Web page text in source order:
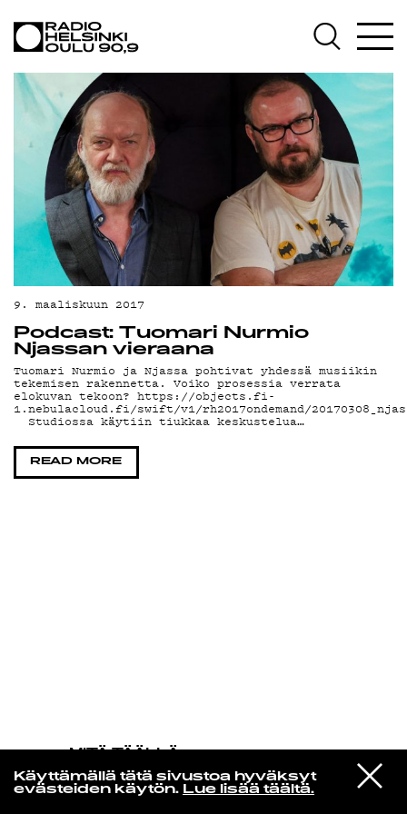
Käyttämällä tätä sivustoa hyväksyt
evästeiden käytön. Lue lisää täältä.
VIESTI
STUDIOON
MITÄ TÄÄLLÄ
Amen Dunes
Rugby Child
AJANKOHTAISTA
OHJELMAT
TEKIJÄT
ON-DEMAND
PODCAST
MAINOSTA
YHTEYSTIEDOT
G LIVELAB
YSTÄVÄKLUBI
TIETOSUOJA
KIRJAUDU SISÄÄN
9. maaliskuun 2017
Podcast: Tuomari Nurmio
Njassan vieraana
Tuomari Nurmio ja Njassa pohtivat yhdessä musiikin
tekemisen rakennetta. Voiko prosessia verrata
elokuvan tekoon? https://objects.fi-
1.nebulacloud.fi/swift/v1/rh2017ondemand/
Studiossa käytiin tiukkaa keskustelua…
READ MORE